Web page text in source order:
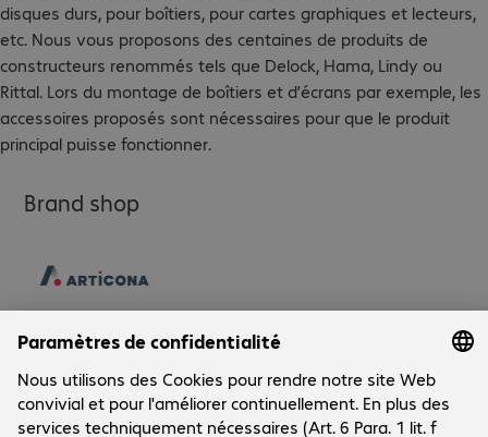
disques durs, pour boîtiers, pour cartes graphiques et lecteurs,
etc. Nous vous proposons des centaines de produits de
constructeurs renommés tels que Delock, Hama, Lindy ou
Rittal. Lors du montage de boîtiers et d’écrans par exemple, les
accessoires proposés sont nécessaires pour que le produit
principal puisse fonctionner.
Brand shop